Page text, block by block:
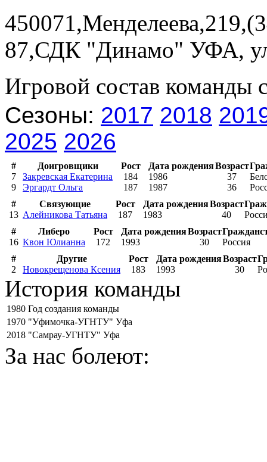
87,СДК "Динамо" УФА,
Игровой состав команды
Сезоны: 2017 2018
2025 2026
# Доигровщики Рост Дата рожденияВозраст
7
Закревская Екатерина 184 1986 37
9
Эргардт Ольга 187 1987 36
#
Связующие Рост Дата рожденияВозраст
13 Алейникова Татьяна 187 1983 40
#
Либеро Рост Дата рожденияВозраст
16 Квон Юлианна 172 1993 30
Россия
#
Другие Рост Дата рожденияВозраст
2
Новокрещенова Ксения 183 1993 30
История команды
1980 Год создания команды
1970 "Уфимочка-УГНТУ" Уфа
2018 "Самрау-УГНТУ" Уфа
За нас болеют: